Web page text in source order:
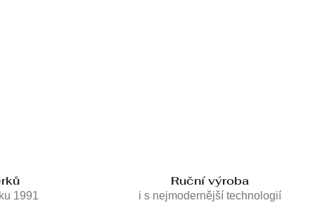
1991
Ruční výroba
i s nejmodernější technologií